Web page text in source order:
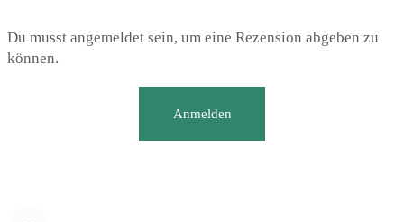
Du musst angemeldet sein, um eine Rezension abgeben zu
können.
Anmelden